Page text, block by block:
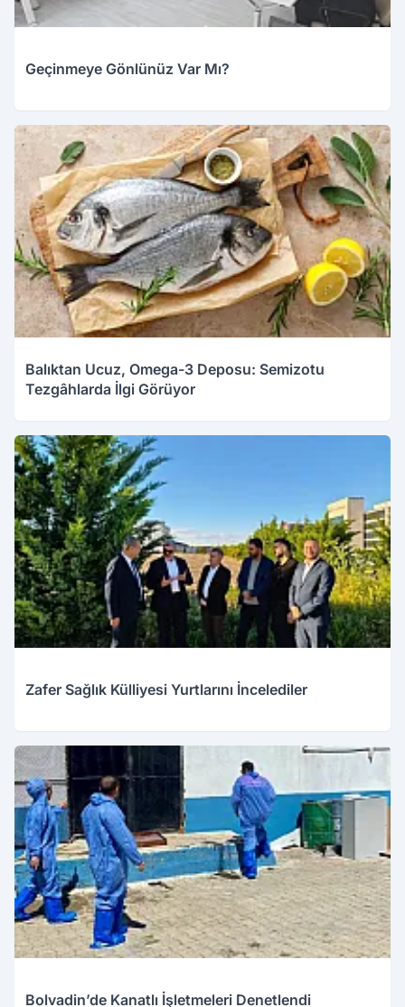
Geçinmeye Gönlünüz Var Mı?
Balıktan Ucuz, Omega-3 Deposu: Semizotu
Tezgâhlarda İlgi Görüyor
Zafer Sağlık Külliyesi Yurtlarını İncelediler
Bolvadin’de Kanatlı İşletmeleri Denetlendi